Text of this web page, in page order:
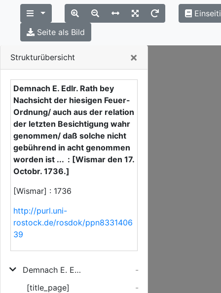
Strukturübersicht ×
Demnach E. Edlr. Rath bey
Nachsicht der hiesigen Feuer-
Ordnung/ auch aus der relation
der letzten Besichtigung wahr
genommen/ daß solche nicht
gebührend in acht genommen
worden ist ... : [Wismar den 17.
Octobr. 1736.]
[Wismar] : 1736
http://purl.uni-
rostock.de/rosdok/ppn8331406
39
Demnach E. Edlr. Rath bey Nachsicht der hiesigen Feuer-Ordnung/ auch aus der relation der letzten Besichtigung wahr genommen/ daß solche nicht gebührend in acht genommen worden ist ...
-
[title_page]
-
Seite als Bild